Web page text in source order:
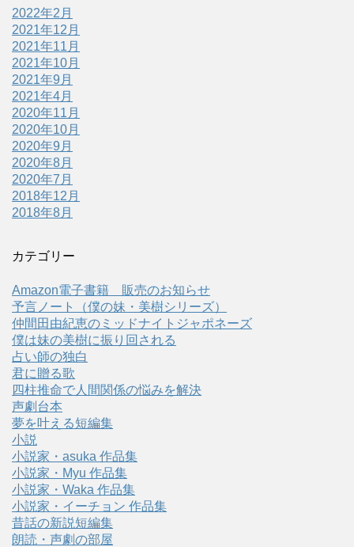
2022年2月
2021年12月
2021年11月
2021年10月
2021年9月
2021年4月
2020年11月
2020年10月
2020年9月
2020年8月
2020年7月
2018年12月
2018年8月
カテゴリー
Amazon電子書籍 販売のお知らせ
予言ノート（僕の妹・美樹シリーズ）
仲間田由紀恵のミッドナイトジャポネーズ
僕は妹の美樹に振り回される
占い師の独白
君に贈る歌
四柱推命で人間関係の悩みを解決
声劇台本
夢を叶える短編集
小説
小説家・asuka 作品集
小説家・Myu 作品集
小説家・Waka 作品集
小説家・イーチョン 作品集
昔話の新説短編集
朗読・声劇の部屋